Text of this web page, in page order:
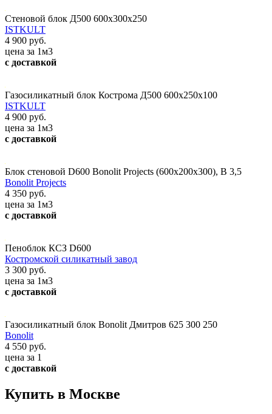
Стеновой блок Д500 600х300х250
ISTKULT
4 900 руб.
цена за 1м3
с доставкой
Газосиликатный блок Кострома Д500 600x250x100
ISTKULT
4 900 руб.
цена за 1м3
с доставкой
Блок стеновой D600 Bonolit Projects (600х200х300), В 3,5
Bonolit Projects
4 350 руб.
цена за 1м3
с доставкой
Пеноблок КСЗ D600
Костромской силикатный завод
3 300 руб.
цена за 1м3
с доставкой
Газосиликатный блок Bonolit Дмитров 625 300 250
Bonolit
4 550 руб.
цена за 1
с доставкой
Купить в Москве